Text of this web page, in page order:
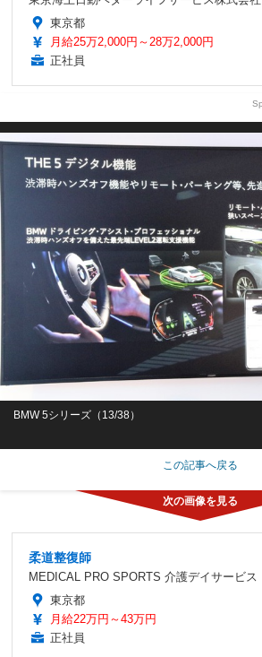
東京都
月給25万2,000円～28万2,000円
正社員
BMW 5シリーズ（13/38）
この記事へ戻る
柔道整復師
MEDICAL PRO SPORTS 介護デイサービス
東京都
月給22万円～43万円
正社員